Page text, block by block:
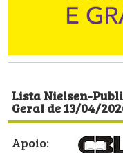
Lista Nielsen-
Geral de 13/04/
Apoio: